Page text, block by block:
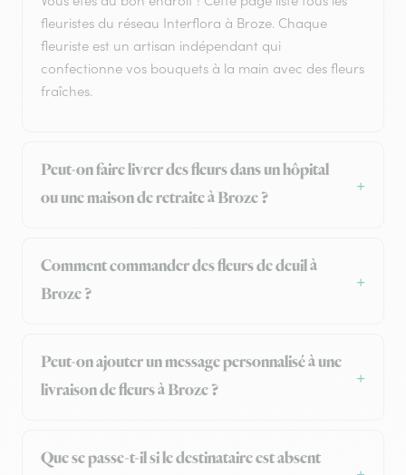
fleuristes du réseau Interflora à Broze. Chaque
fleuriste est un artisan indépendant qui
confectionne vos bouquets à la main avec des fleurs
fraîches.
Peut-on faire livrer des fleurs dans un hôpital
ou une maison de retraite à Broze ?
Comment commander des fleurs de deuil à
Broze ?
Peut-on ajouter un message personnalisé à une
livraison de fleurs à Broze ?
Que se passe-t-il si le destinataire est absent